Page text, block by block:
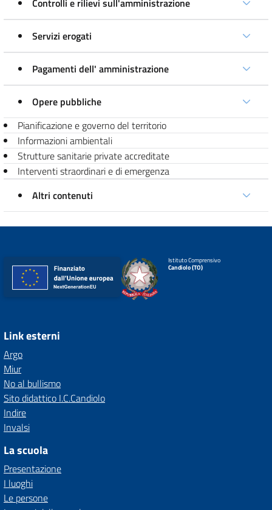
Controlli e rilievi sull'amministrazione
Servizi erogati
Pagamenti dell' amministrazione
Opere pubbliche
Pianificazione e governo del territorio
Informazioni ambientali
Strutture sanitarie private accreditate
Interventi straordinari e di emergenza
Altri contenuti
Istituto Comprensivo
Candiolo (TO)
Link esterni
Argo
Miur
No al bullismo
Sito didattico I.C.Candiolo
Indire
Invalsi
La scuola
Presentazione
I luoghi
Le persone